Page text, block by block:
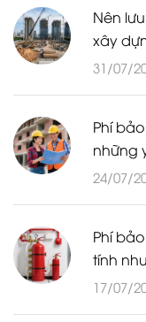
Nên
xây
31/07/
Phí
những
24/07/
Phí
tính
17/07/